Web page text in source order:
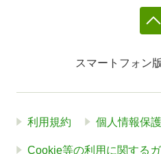
スマートフォン版
利用規約 個人情報保
Cookie等の利用に関する